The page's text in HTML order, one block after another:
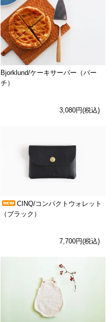
Bjorklund/ケーキサーバー（バー
チ）
3,080円(税込)
CINQ/コンパクトウォレット
（ブラック）
7,700円(税込)